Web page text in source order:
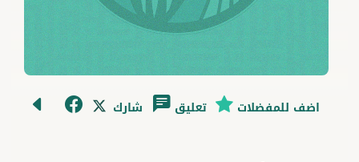
شارك تعليق اضف للمفضلات